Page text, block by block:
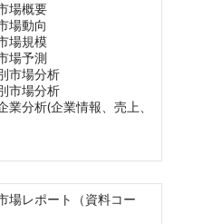
場概要
場動向
場規模
場予測
市場分析
市場分析
業分析(企業情報、売上、
場レポート（資料コー